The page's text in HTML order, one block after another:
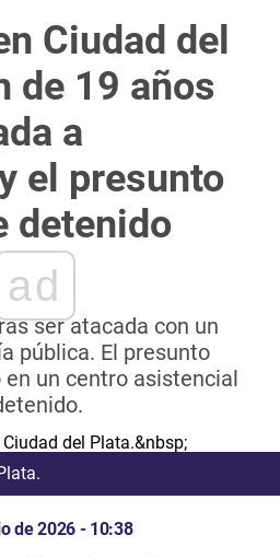
Ciudad del
de 19 años
a
el presunto
detenido
ad
ser atacada con un
pública. El presunto
un centro asistencial
de 2026 - 10:38